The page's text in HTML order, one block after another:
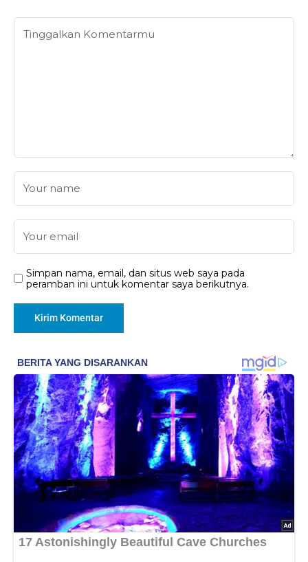
Simpan nama, email, dan situs web saya pada
peramban ini untuk komentar saya berikutnya.